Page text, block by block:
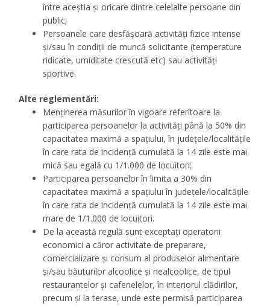
între aceștia și oricare dintre celelalte persoane din
public;
Persoanele care desfășoară activități fizice intense
și/sau în condiții de muncă solicitante (temperature
ridicate, umiditate crescută etc) sau activități
sportive.
Alte reglementări:
Menținerea măsurilor în vigoare referitoare la
participarea persoanelor la activități până la 50% din
capacitatea maximă a spațiului, în județele/localitățile
în care rata de incidență cumulată la 14 zile este mai
mică sau egală cu 1/1.000 de locuitori;
Participarea persoanelor în limita a 30% din
capacitatea maximă a spațiului în județele/localitățile
în care rata de incidență cumulată la 14 zile este mai
mare de 1/1.000 de locuitori.
De la această regulă sunt exceptați operatorii
economici a căror activitate de preparare,
comercializare şi consum al produselor alimentare
şi/sau băuturilor alcoolice şi nealcoolice, de tipul
restaurantelor şi cafenelelor, în interiorul clădirilor,
precum şi la terase, unde este permisă participarea